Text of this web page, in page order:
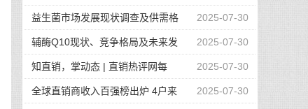
2025-07-30
益生菌市场发展现状调查及供需格
2025-07-30
辅酶Q10现状、竞争格局及未来发
2025-07-30
知直销，掌动态 | 直销热评网每
2025-07-30
全球直销商收入百强榜出炉 4户来